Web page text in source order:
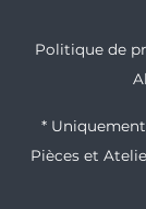
Politique de
*
Pièces et